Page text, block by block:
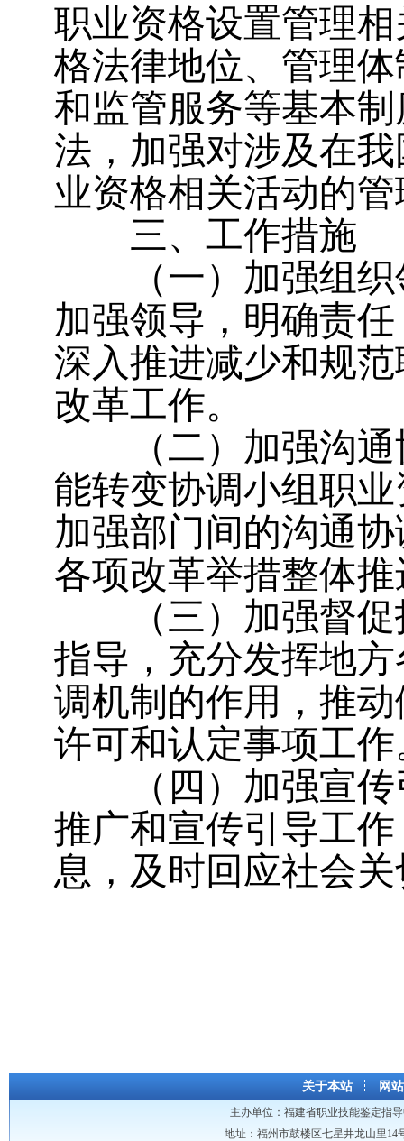
职业资格设置管理
格法律地位、管理
和监管服务等基本
法，加强对涉及在
业资格相关活动的
三、工作措施
（一）加强组织
加强领导，明确责
深入推进减少和规
改革工作。
（二）加强沟
能转变协调小组职
加强部门间的沟通
各项改革举措整体
（三）加强督促
指导，充分发挥地
调机制的作用，推动
许可和认定事项工作
（四）加强宣
推广和宣传引导工
息，及时回应社会
关于本站 网
主办单位： 福建省职业技能鉴定指
地址：福州市鼓楼区七星井龙山里14